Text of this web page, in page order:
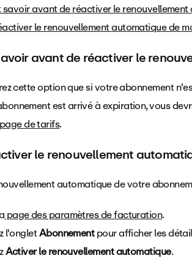
avant de réactiver le
le renouvellement automatique de
avant de réactiver le
cette option que si votre abonnement
est arrivé à expiration, vous
de tarifs.
le renouvellement
automatique de votre
page des paramètres de facturation.
l'ongletAbonnementpour afficher les
Activer le renouvellement automatique.